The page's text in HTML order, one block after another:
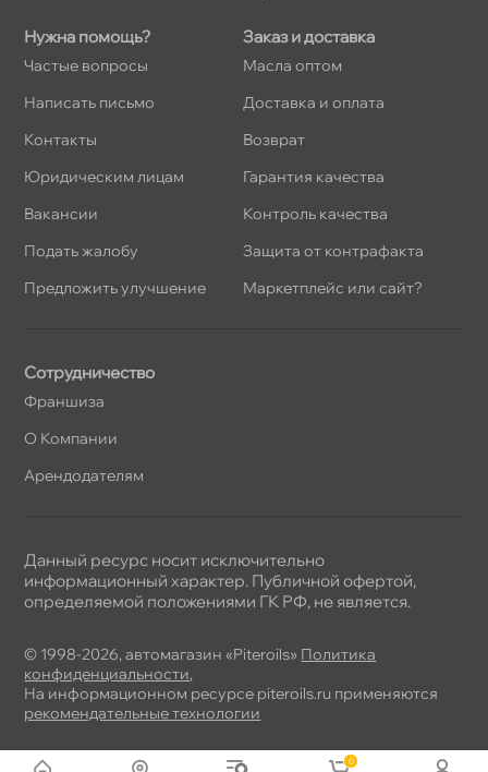
Нужна помощь?
Частые вопросы
Написать письмо
Контакты
Юридическим лицам
акансии
Подать жалобу
Предложить улучшение
Заказ и доставка
Масла оптом
Доставка и оплата
озврат
Гарантия качества
Контроль качества
Защита от контрафакта
Маркетплейс или сайт?
Сотрудничество
Франшиза
О Компании
Арендодателям
© 1998-2026, автомагазин «Piteroils» Политика
конфиденциальности,
На информационном ресурсе piteroils.ru применяются
рекомендательные технологии
Данный ресурс носит исключительно
информационный характер. Публичной офертой,
определяемой положениями ГК РФ, не является.
0